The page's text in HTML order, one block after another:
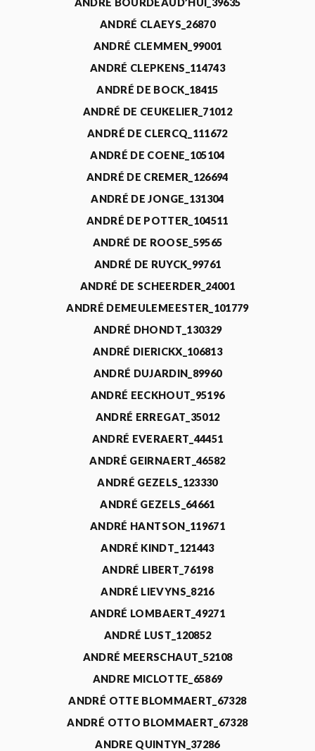
ANDRÉ BOURDEAUD’HUI_39635
ANDRÉ CLAEYS_26870
ANDRÉ CLEMMEN_99001
ANDRÉ CLEPKENS_114743
ANDRÉ DE BOCK_18415
ANDRÉ DE CEUKELIER_71012
ANDRÉ DE CLERCQ_111672
ANDRÉ DE COENE_105104
ANDRÉ DE CREMER_126694
ANDRÉ DE JONGE_131304
ANDRÉ DE POTTER_104511
ANDRÉ DE ROOSE_59565
ANDRÉ DE RUYCK_99761
ANDRÉ DE SCHEERDER_24001
ANDRÉ DEMEULEMEESTER_101779
ANDRÉ DHONDT_130329
ANDRÉ DIERICKX_106813
ANDRÉ DUJARDIN_89960
ANDRÉ EECKHOUT_95196
ANDRÉ ERREGAT_35012
ANDRÉ EVERAERT_44451
ANDRÉ GEIRNAERT_46582
ANDRÉ GEZELS_123330
ANDRÉ GEZELS_64661
ANDRÉ HANTSON_119671
ANDRÉ KINDT_121443
ANDRÉ LIBERT_76198
ANDRÉ LIEVYNS_8216
ANDRÉ LOMBAERT_49271
ANDRÉ LUST_120852
ANDRÉ MEERSCHAUT_52108
ANDRE MICLOTTE_65869
ANDRÉ OTTE BLOMMAERT_67328
ANDRÉ OTTO BLOMMAERT_67328
ANDRE QUINTYN_37286